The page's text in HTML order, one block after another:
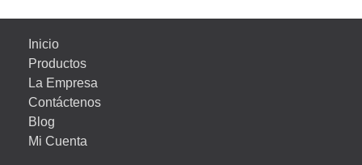
Inicio
Productos
La Empresa
Contáctenos
Blog
Mi Cuenta